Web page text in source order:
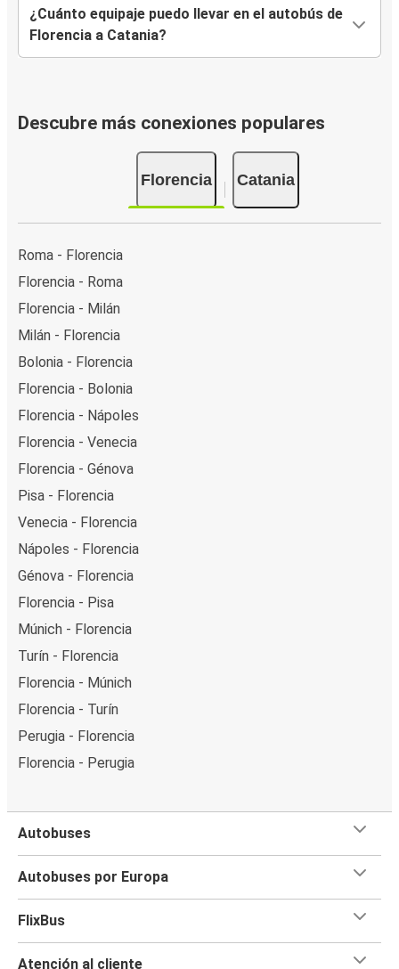
¿Cuánto equipaje puedo llevar en el autobús de
Florencia a Catania?
Descubre más conexiones populares
Florencia Catania
Roma - Florencia
Florencia - Roma
Florencia - Milán
Milán - Florencia
Bolonia - Florencia
Florencia - Bolonia
Florencia - Nápoles
Florencia - Venecia
Florencia - Génova
Pisa - Florencia
Venecia - Florencia
Nápoles - Florencia
Génova - Florencia
Florencia - Pisa
Múnich - Florencia
Turín - Florencia
Florencia - Múnich
Florencia - Turín
Perugia - Florencia
Florencia - Perugia
Autobuses
Autobuses por Europa
FlixBus
Atención al cliente